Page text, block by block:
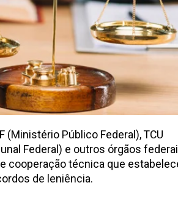
(Ministério Público Federal), TCU
Federal) e outros órgãos
cooperação técnica que
de leniência.